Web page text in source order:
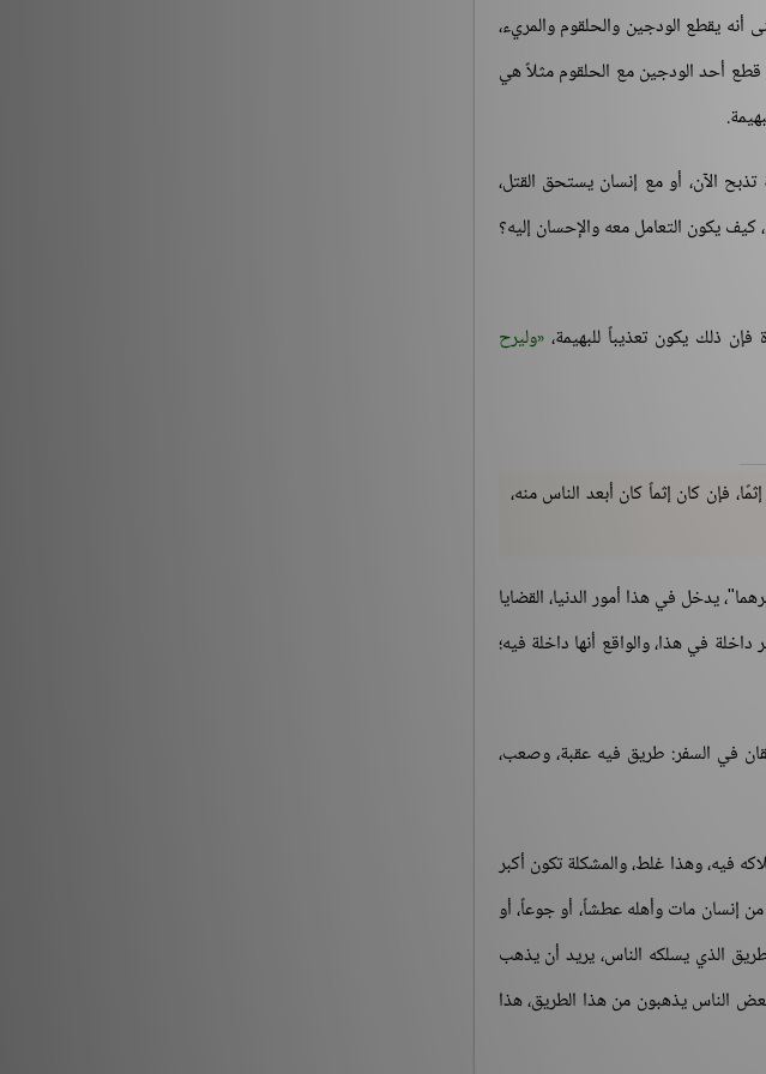
يقطع الودجين والحلقوم والمريء،
قطع أحد الودجين مع الحلقوم مثلاً هي
الآن، أو مع إنسان يستحق القتل،
يكون التعامل معه والإحسان إليه؟
ذلك يكون تعذيباً للبهيمة، وليرح
فإن كان إثماً كان أبعد الناس منه،
يدخل في هذا أمور الدنيا، القضايا
في هذا، والواقع أنها داخلة فيه؛
في السفر: طريق فيه عقبة، وصعب،
فيه، وهذا غلط، والمشكلة تكون أكبر
إنسان مات وأهله عطشاً، أو جوعاً، أو
الذي يسلكه الناس، يريد أن يذهب
الناس يذهبون من هذا الطريق، هذا